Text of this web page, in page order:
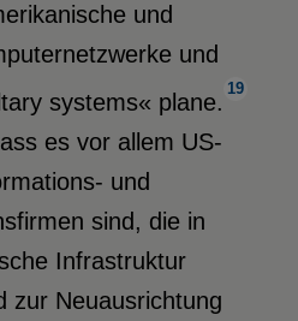
und
und
systems« plane.
19
es vor allem US-
und
sind, die in
Infrastruktur
zur Neuausrichtung